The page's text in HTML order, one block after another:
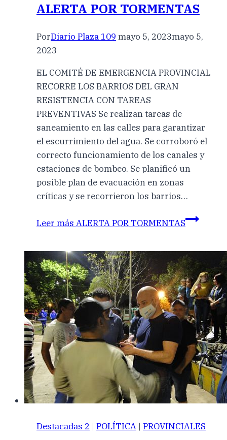
ALERTA POR TORMENTAS
PorDiario Plaza 109 mayo 5, 2023mayo 5,
2023
EL COMITÉ DE EMERGENCIA PROVINCIAL
RECORRE LOS BARRIOS DEL GRAN
RESISTENCIA CON TAREAS
PREVENTIVAS Se realizan tareas de
saneamiento en las calles para garantizar
el escurrimiento del agua. Se corroboró el
correcto funcionamiento de los canales y
estaciones de bombeo. Se planificó un
posible plan de evacuación en zonas
críticas y se recorrieron los barrios…
Leer más ALERTA POR TORMENTAS
Destacadas 2 | POLÍTICA | PROVINCIALES